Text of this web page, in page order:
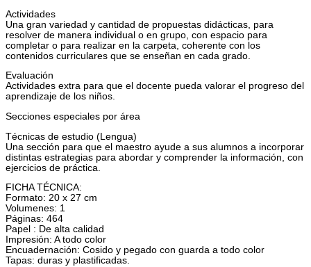
Actividades
Una gran variedad y cantidad de propuestas didácticas, para
resolver de manera individual o en grupo, con espacio para
completar o para realizar en la carpeta, coherente con los
contenidos curriculares que se enseñan en cada grado.
Evaluación
Actividades extra para que el docente pueda valorar el progreso del
aprendizaje de los niños.
Secciones especiales por área
Técnicas de estudio (Lengua)
Una sección para que el maestro ayude a sus alumnos a incorporar
distintas estrategias para abordar y comprender la información, con
ejercicios de práctica.
FICHA TÉCNICA:
Formato: 20 x 27 cm
Volumenes: 1
Páginas: 464
Papel : De alta calidad
Impresión: A todo color
Encuadernación: Cosido y pegado con guarda a todo color
Tapas: duras y plastificadas.